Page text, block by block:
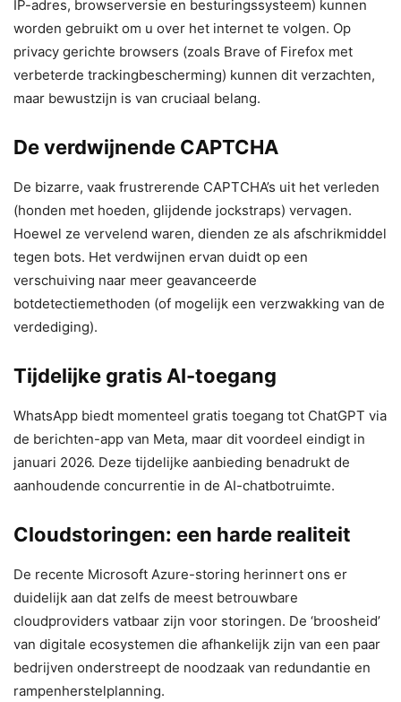
IP-adres, browserversie en besturingssysteem) kunnen
worden gebruikt om u over het internet te volgen. Op
privacy gerichte browsers (zoals Brave of Firefox met
verbeterde trackingbescherming) kunnen dit verzachten,
maar bewustzijn is van cruciaal belang.
De verdwijnende CAPTCHA
De bizarre, vaak frustrerende CAPTCHA’s uit het verleden
(honden met hoeden, glijdende jockstraps) vervagen.
Hoewel ze vervelend waren, dienden ze als afschrikmiddel
tegen bots. Het verdwijnen ervan duidt op een
verschuiving naar meer geavanceerde
botdetectiemethoden (of mogelijk een verzwakking van de
verdediging).
Tijdelijke gratis AI-toegang
WhatsApp biedt momenteel gratis toegang tot ChatGPT via
de berichten-app van Meta, maar dit voordeel eindigt in
januari 2026. Deze tijdelijke aanbieding benadrukt de
aanhoudende concurrentie in de AI-chatbotruimte.
Cloudstoringen: een harde realiteit
De recente Microsoft Azure-storing herinnert ons er
duidelijk aan dat zelfs de meest betrouwbare
cloudproviders vatbaar zijn voor storingen. De ‘broosheid’
van digitale ecosystemen die afhankelijk zijn van een paar
bedrijven onderstreept de noodzaak van redundantie en
rampenherstelplanning.